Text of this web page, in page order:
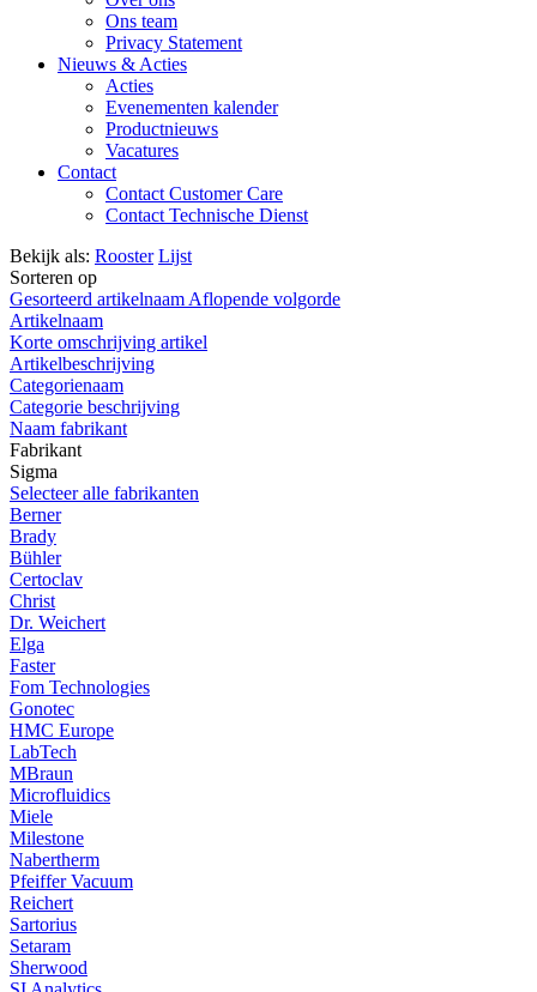
Ons team
Privacy Statement
Nieuws & Acties
Acties
Evenementen kalender
Productnieuws
Vacatures
Contact
Contact Customer Care
Contact Technische Dienst
Bekijk als: Rooster Lijst
Sorteren op
Gesorteerd artikelnaam Aflopende volgorde
Artikelnaam
Korte omschrijving artikel
Artikelbeschrijving
Categorienaam
Categorie beschrijving
Naam fabrikant
Fabrikant
Sigma
Selecteer alle fabrikanten
Berner
Brady
Bühler
Certoclav
Christ
Dr. Weichert
Elga
Faster
Fom Technologies
Gonotec
HMC Europe
LabTech
MBraun
Microfluidics
Miele
Milestone
Nabertherm
Pfeiffer Vacuum
Reichert
Sartorius
Setaram
Sherwood